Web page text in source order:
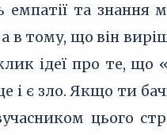
та знання
в тому, що він
ідеї про те, що
і є зло. Якщо ти
цього